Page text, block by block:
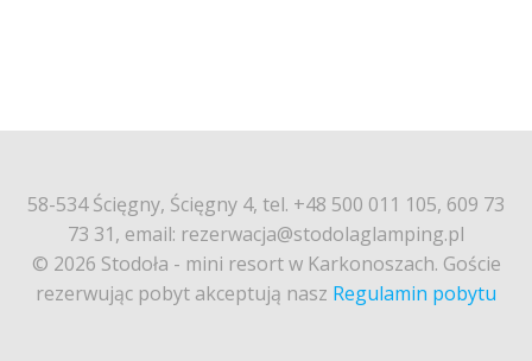
58-534 Ścięgny, Ścięgny 4, tel. +48 500 011 105, 609 73
73 31, email: rezerwacja@stodolaglamping.pl
© 2026 Stodoła - mini resort w Karkonoszach. Goście
rezerwując pobyt akceptują nasz Regulamin pobytu